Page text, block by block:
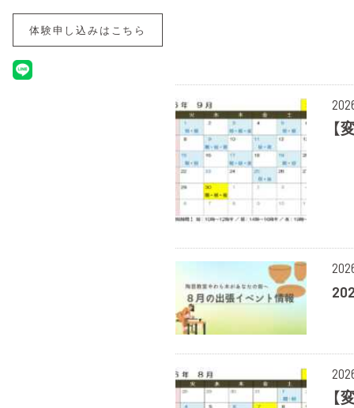
体験申し込みはこちら
【
【